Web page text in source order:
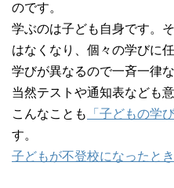
のです。
学ぶのは子ども自身です。
はなくなり、個々の学びに
学びが異なるので一斉一律
当然テストや通知表なども
こんなことも
「子どもの学
す。
子どもが不登校になったと